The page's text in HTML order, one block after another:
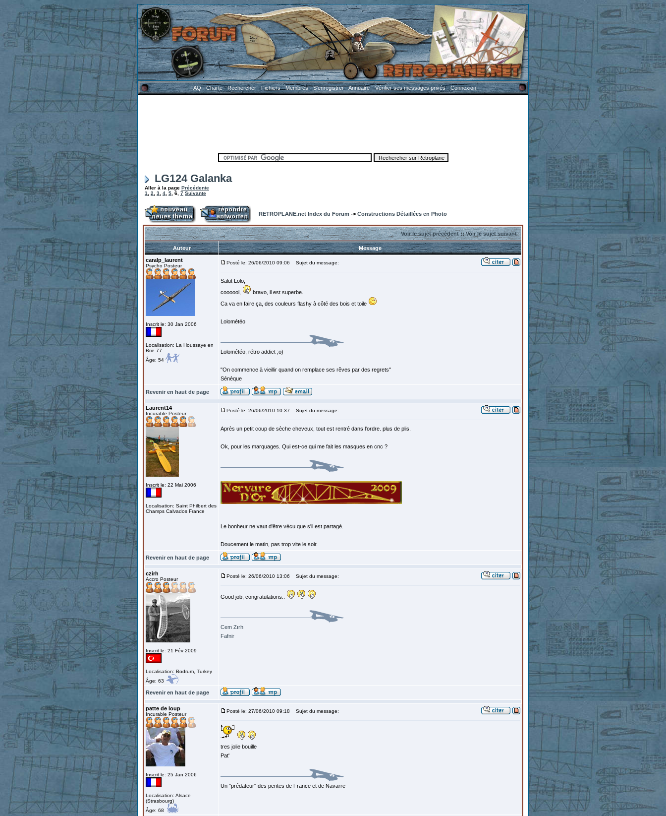
FAQ-Charte-Rechercher-Fichiers-Membres-S'enregistrer-Annuaire-Vérifier ses messages privés-Connexion
LG124 Galanka
Aller à la page Précédente
1
2 3 4 5 6 7 Suivante
RETROPLANE.net Index du Forum -> Constructions Détaillées en Photo
Voir le sujet précédent::Voir le sujet suivant
Auteur
Message
caralp_laurent
Psycho Posteur
Inscrit le: 30 Jan 2006
Localisation: La Houssaye en
Brie 77
Âge: 54
Posté le: 26/06/2010 09:06 Sujet du message:
Salut Lolo,
coooool,
bravo, il est superbe.
Ca va en faire ça, des couleurs flashy à côté des bois et toile
Lolométéo
Lolométéo, rétro addict ;o)
"On commence à vieillir quand on remplace ses rêves par des regrets"
Sénèque
Revenir en haut de page
Laurent14
Incurable Posteur
Inscrit le: 22 Mai 2006
Localisation: Saint Philbert des
Champs Calvados France
Posté le: 26/06/2010 10:37 Sujet du message:
Après un petit coup de sèche cheveux, tout est rentré dans l'ordre. plus de plis.
Ok, pour les marquages. Qui est-ce qui me fait les masques en cnc ?
Le bonheur ne vaut d'être vécu que s'il est partagé.
Doucement le matin, pas trop vite le soir.
Revenir en haut de page
czirh
Accro Posteur
Inscrit le: 21 Fév 2009
Localisation: Bodrum, Turkey
Âge: 63
Posté le: 26/06/2010 13:06 Sujet du message:
Good job, congratulations..
Cem Zırh
Fafnir
Revenir en haut de page
patte de loup
Incurable Posteur
Inscrit le: 25 Jan 2006
Localisation: Alsace
(Strasbourg)
Âge: 68
Posté le: 27/06/2010 09:18 Sujet du message:
tres jolie bouille
Pat'
Un "prédateur" des pentes de France et de Navarre